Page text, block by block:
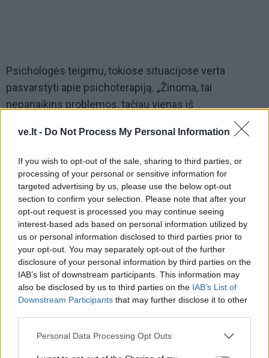
ve.lt - Do Not Process My Personal Information
If you wish to opt-out of the sale, sharing to third parties, or
processing of your personal or sensitive information for
targeted advertising by us, please use the below opt-out
section to confirm your selection. Please note that after your
opt-out request is processed you may continue seeing
interest-based ads based on personal information utilized by
us or personal information disclosed to third parties prior to
your opt-out. You may separately opt-out of the further
disclosure of your personal information by third parties on the
IAB’s list of downstream participants. This information may
also be disclosed by us to third parties on the IAB’s List of
Downstream Participants that may further disclose it to other
Personal Data Processing Opt Outs
Psichologės teigimu, tokiose situacijose verta
pasvarstyti apie psichoterapiją. „Žinoma, tai
nepanaikins problemos, tačiau vienas iš
psichoterapijos uždavinių yra tas, kad žmogus galėtų
matyti, kur jis yra, ir sąmoningai pradėti rinktis, tokiu
jaunatviškame naivume, kad gyvenime yra viskas
įmanoma. Aišku, įmanoma, bet, kaip jau minėjau, už
atitinkamą kainą“, - akcentavo pašnekovė.
Anot S. Valevičienės, su kalte susidurti visgi reikia, ir
motinystėje jos yra labai daug. „Tai nėra paprasta
tema. Tačiau tas sąmoningumas ir situacijos
matymas duoda galimybę toje kaltėje išbūti, o ne
daryti viską, kad jos nejaustum“, - teigė psichologė.